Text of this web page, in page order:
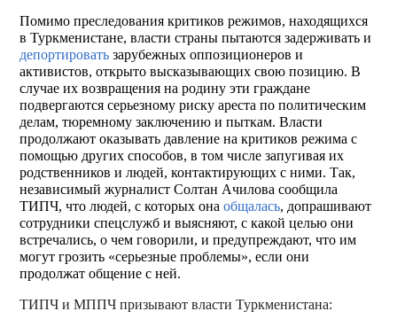
Помимо преследования критиков режимов, находящихся
в Туркменистане, власти страны пытаются задерживать и
депортировать зарубежных оппозиционеров и
активистов, открыто высказывающих свою позицию. В
случае их возвращения на родину эти граждане
подвергаются серьезному риску ареста по политическим
делам, тюремному заключению и пыткам. Власти
продолжают оказывать давление на критиков режима с
помощью других способов, в том числе запугивая их
родственников и людей, контактирующих с ними. Так,
независимый журналист Солтан Ачилова сообщила
ТИПЧ, что людей, с которых она общалась, допрашивают
сотрудники спецслужб и выясняют, с какой целью они
встречались, о чем говорили, и предупреждают, что им
могут грозить «серьезные проблемы», если они
продолжат общение с ней.
ТИПЧ и МППЧ призывают власти Туркменистана: